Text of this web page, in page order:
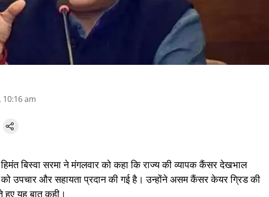
10:16 am
बिस्वा सरमा ने मंगलवार को कहा कि राज्य की व्यापक कैंसर देखभाल
उपचार और सहायता प्रदान की गई है। उन्होंने असम कैंसर केयर ग्रिड की
हुए यह बात कही।